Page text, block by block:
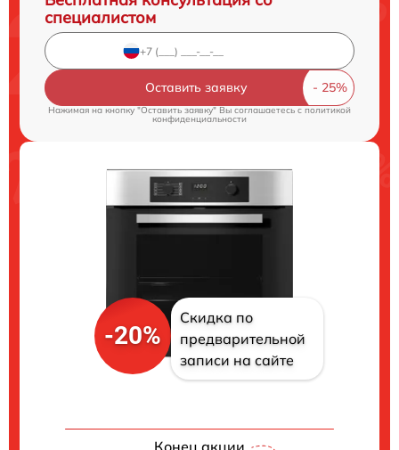
специалистом
Оставить заявку
Нажимая на кнопку "Оставить заявку" Вы соглашаетесь cполитикой
конфиденциальности
-20%
Скидка по
предварительной
записи на сайте
Конец акции